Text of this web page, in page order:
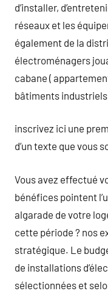
d’installer,
réseaux et les
également de la
électroménagers
cabane (
bâtiments industriels
inscrivez ici une
d’un texte que vous
Vous avez effectué
bénéfices pointent
algarade de votre
cette période ? nos
stratégique. Le
de installations
sélectionnées et